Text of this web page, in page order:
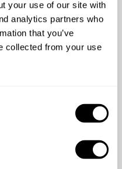
your use of our site with
analytics partners who
that you’ve
collected from your use